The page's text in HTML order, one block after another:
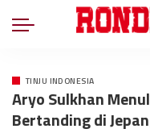
TINJU INDONESIA
Aryo Sulkhan
Bertanding di